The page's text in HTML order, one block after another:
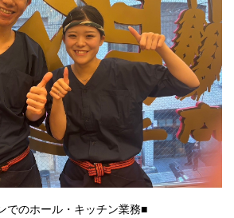
でのホール・キッチン業務■